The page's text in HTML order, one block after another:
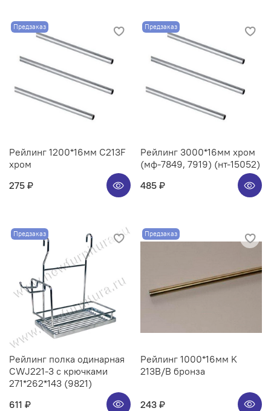
Предзаказ
Рейлинг 1200*16мм C213F
хром
275 ₽
Предзаказ
Рейлинг 3000*16мм хром
(мф-7849, 7919) (нт-15052)
485 ₽
Предзаказ
Рейлинг полка одинарная
CWJ221-3 с крючками
271*262*143 (9821)
611 ₽
Предзаказ
Рейлинг 1000*16мм K
213B/B бронза
243 ₽